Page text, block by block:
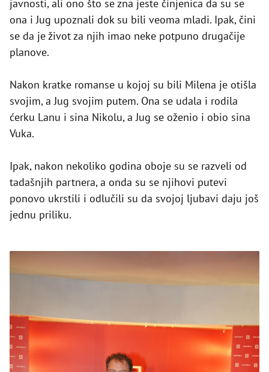
javnosti, ali ono što se zna jeste činjenica da su se
ona i Jug upoznali dok su bili veoma mladi. Ipak, čini
se da je život za njih imao neke potpuno drugačije
planove.
Nakon kratke romanse u kojoj su bili Milena je otišla
svojim, a Jug svojim putem. Ona se udala i rodila
ćerku Lanu i sina Nikolu, a Jug se oženio i obio sina
Vuka.
Ipak, nakon nekoliko godina oboje su se razveli od
tadašnjih partnera, a onda su se njihovi putevi
ponovo ukrstili i odlučili su da svojoj ljubavi daju još
jednu priliku.